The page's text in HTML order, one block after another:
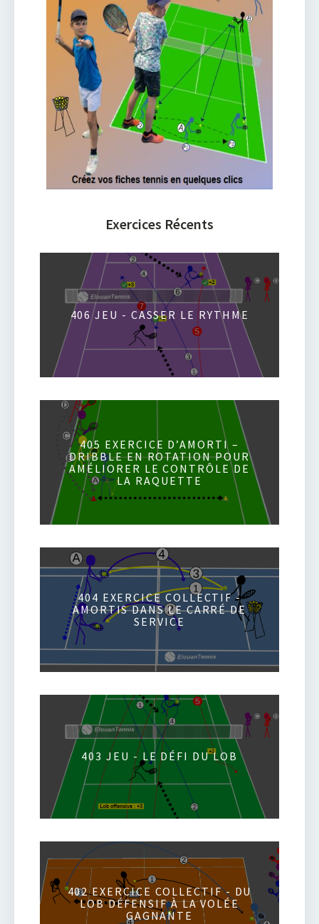
Exercices Récents
406 JEU - CASSER LE RYTHME
405 EXERCICE D’AMORTI –
DRIBBLE EN ROTATION POUR
AMÉLIORER LE CONTRÔLE DE
LA RAQUETTE
404 EXERCICE COLLECTIF -
AMORTIS DANS LE CARRÉ DE
SERVICE
403 JEU - LE DÉFI DU LOB
402 EXERCICE COLLECTIF - DU
LOB DÉFENSIF À LA VOLÉE
GAGNANTE